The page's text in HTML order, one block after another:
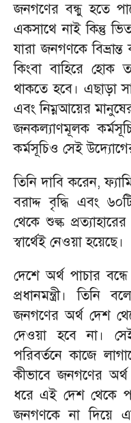
জনগণের বন্ধু হতে
একসাথে নাই কিন্তু
যারা জনগণকে
কিংবা বাহিরে হোক
থাকতে হবে। এছাড়া
এবং নিম্নআয়ের
জনকল্যাণমূলক
কর্মসূচিও সেই
তিনি দাবি করেন,
বরাদ্দ বৃদ্ধি এবং
থেকে শুল্ক
স্বার্থেই নেওয়া হয়েছে।
দেশে অর্থ পাচার
প্রধানমন্ত্রী।
জনগণের অর্থ দেশ
দেওয়া হবে না।
পরিবর্তনে কাজে
কীভাবে জনগণের
ধরে এই দেশ থেকে
জনগণকে না দিয়ে